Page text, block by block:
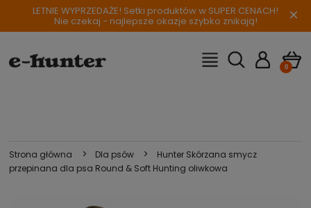
LETNIE WYPRZEDAŻE! Setki produktów w SUPER CENACH!
Nie czekaj - najlepsze okazje szybko znikają! ×
Strona główna > Dla psów >
Hunter Skórzana smycz
przepinana dla psa Round & Soft Hunting oliwkowa